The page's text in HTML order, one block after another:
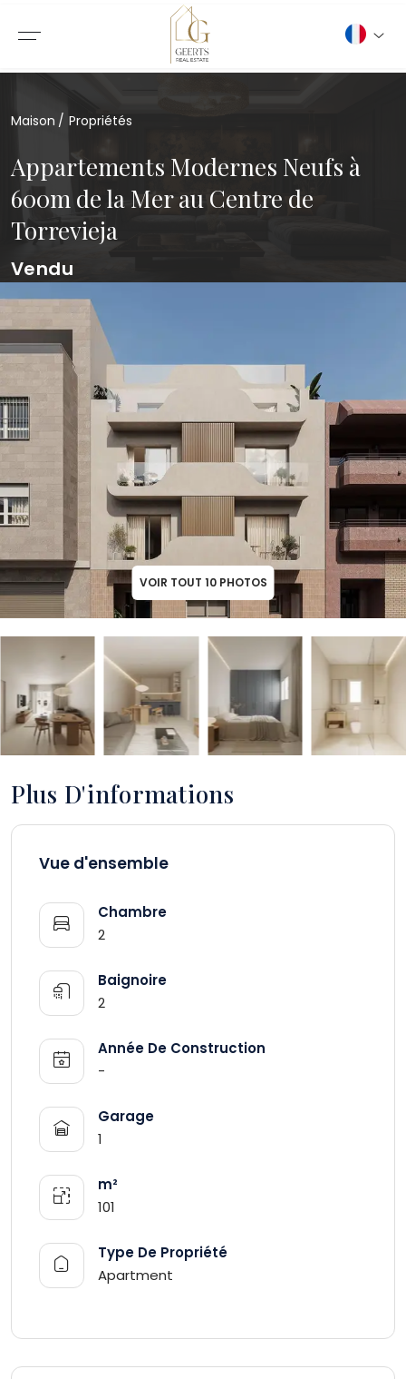
Maison Propriétés
Appartements Modernes Neufs à
600m de la Mer au Centre de
Torrevieja
Vendu
VOIR TOUT 10 PHOTOS
Plus D'informations
Vue d'ensemble
Chambre
2
Baignoire
2
Année De Construction
-
Garage
1
m²
101
Type De Propriété
Apartment